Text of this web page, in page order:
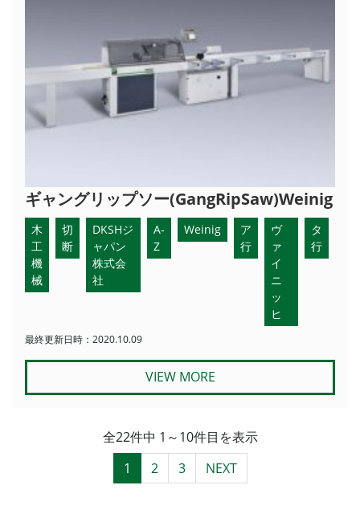
ギャングリップソー(GangRipSaw)Weinig
木
工
機
械
切
断
DKSHジ
ャパン
株式会
社
A-
Z
Weinig
ア
行
ヴ
ァ
イ
ニ
ッ
ヒ
タ
行
最終更新日時：2020.10.09
VIEW MORE
全22件中 1～10件目を表示
1
2 3 NEXT